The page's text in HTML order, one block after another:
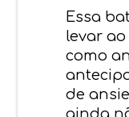
Essa
levar
como
de
ainda